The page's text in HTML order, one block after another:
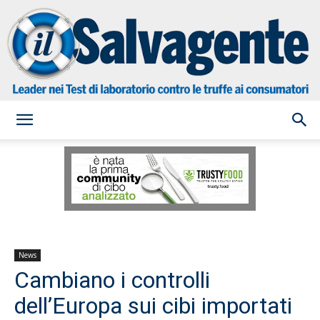
Salvagente
News
Cambiano i controlli
dell’Europa sui cibi importati